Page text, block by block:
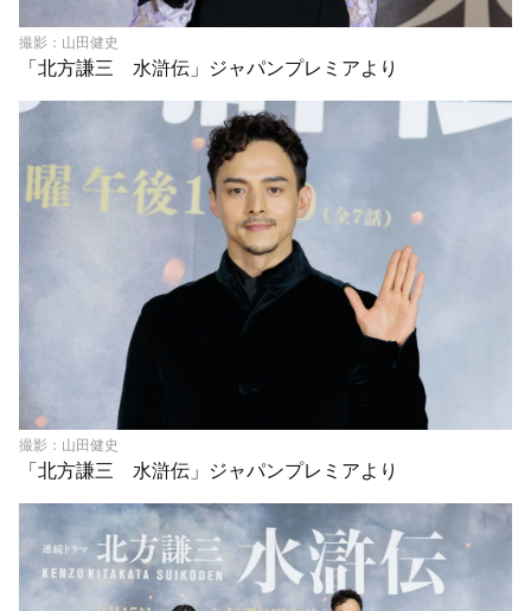
撮影：山田健史
「北方謙三 水滸伝」ジャパンプレミアより
撮影：山田健史
「北方謙三 水滸伝」ジャパンプレミアより